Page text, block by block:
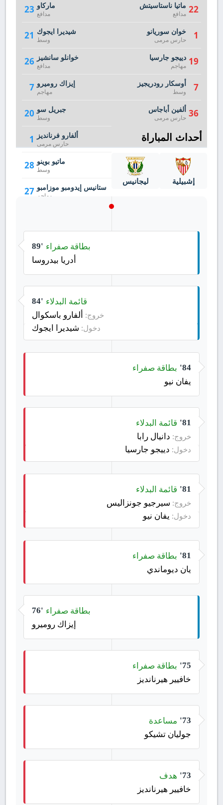
23 ماركاو
مدافع
21 شيديرا ايجوك
وسط
26 خوانلو سانشيز
مدافع
7 إيزاك روميرو
مهاجم
20 جبريل سو
وسط
1 ألفارو فرنانديز
حارس مرمى
28 ماتيو بوينو
وسط
27 ستانيس إيدومبو موزامبو
مهاجم
22 ماتيا ناستاسيتش
مدافع
1 خوان سوريانو
حارس مرمى
19 دييجو جارسيا
مهاجم
7 أوسكار رودريجيز
وسط
36 ألفين أباجاس
حارس مرمى
أحداث المباراة
إشبيلية ليجانيس
89' بطاقة صفراء
أدريا بيدروسا
84' قائمة البدلاء
خروج: ألفارو باسكوال
دخول: شيديرا ايجوك
84' بطاقة صفراء
يفان نيو
81' قائمة البدلاء
خروج: دانيال رابا
دخول: دييجو جارسيا
81' قائمة البدلاء
خروج: سيرجيو جونزاليس
دخول: يفان نيو
81' بطاقة صفراء
يان ديوماندي
76' بطاقة صفراء
إيزاك روميرو
75'
بطاقة صفراء
خافيير هيرنانديز
73'
مساعدة
جوليان تشيكو
73'
هدف
خافيير هيرنانديز